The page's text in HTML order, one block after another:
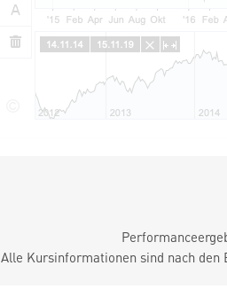
Alle Kursinformationen sind nach den